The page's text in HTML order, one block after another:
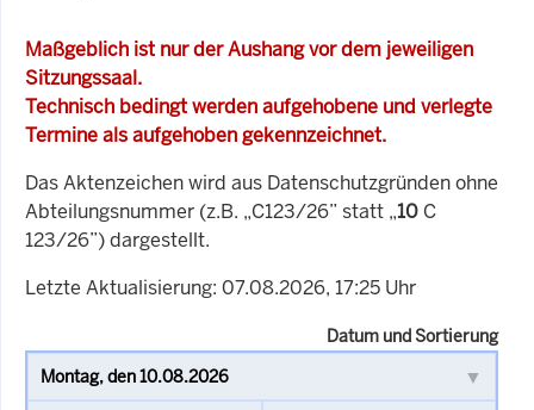
Maßgeblich ist nur der Aushang vor dem jeweiligen
Sitzungssaal.
Technisch bedingt werden aufgehobene und verlegte
Termine als aufgehoben gekennzeichnet.
Das Aktenzeichen wird aus Datenschutzgründen ohne
Abteilungsnummer (z.B. „C123/26” statt „10 C
123/26”) dargestellt.
Letzte Aktualisierung: 07.08.2026, 17:25 Uhr
Datum und Sortierung